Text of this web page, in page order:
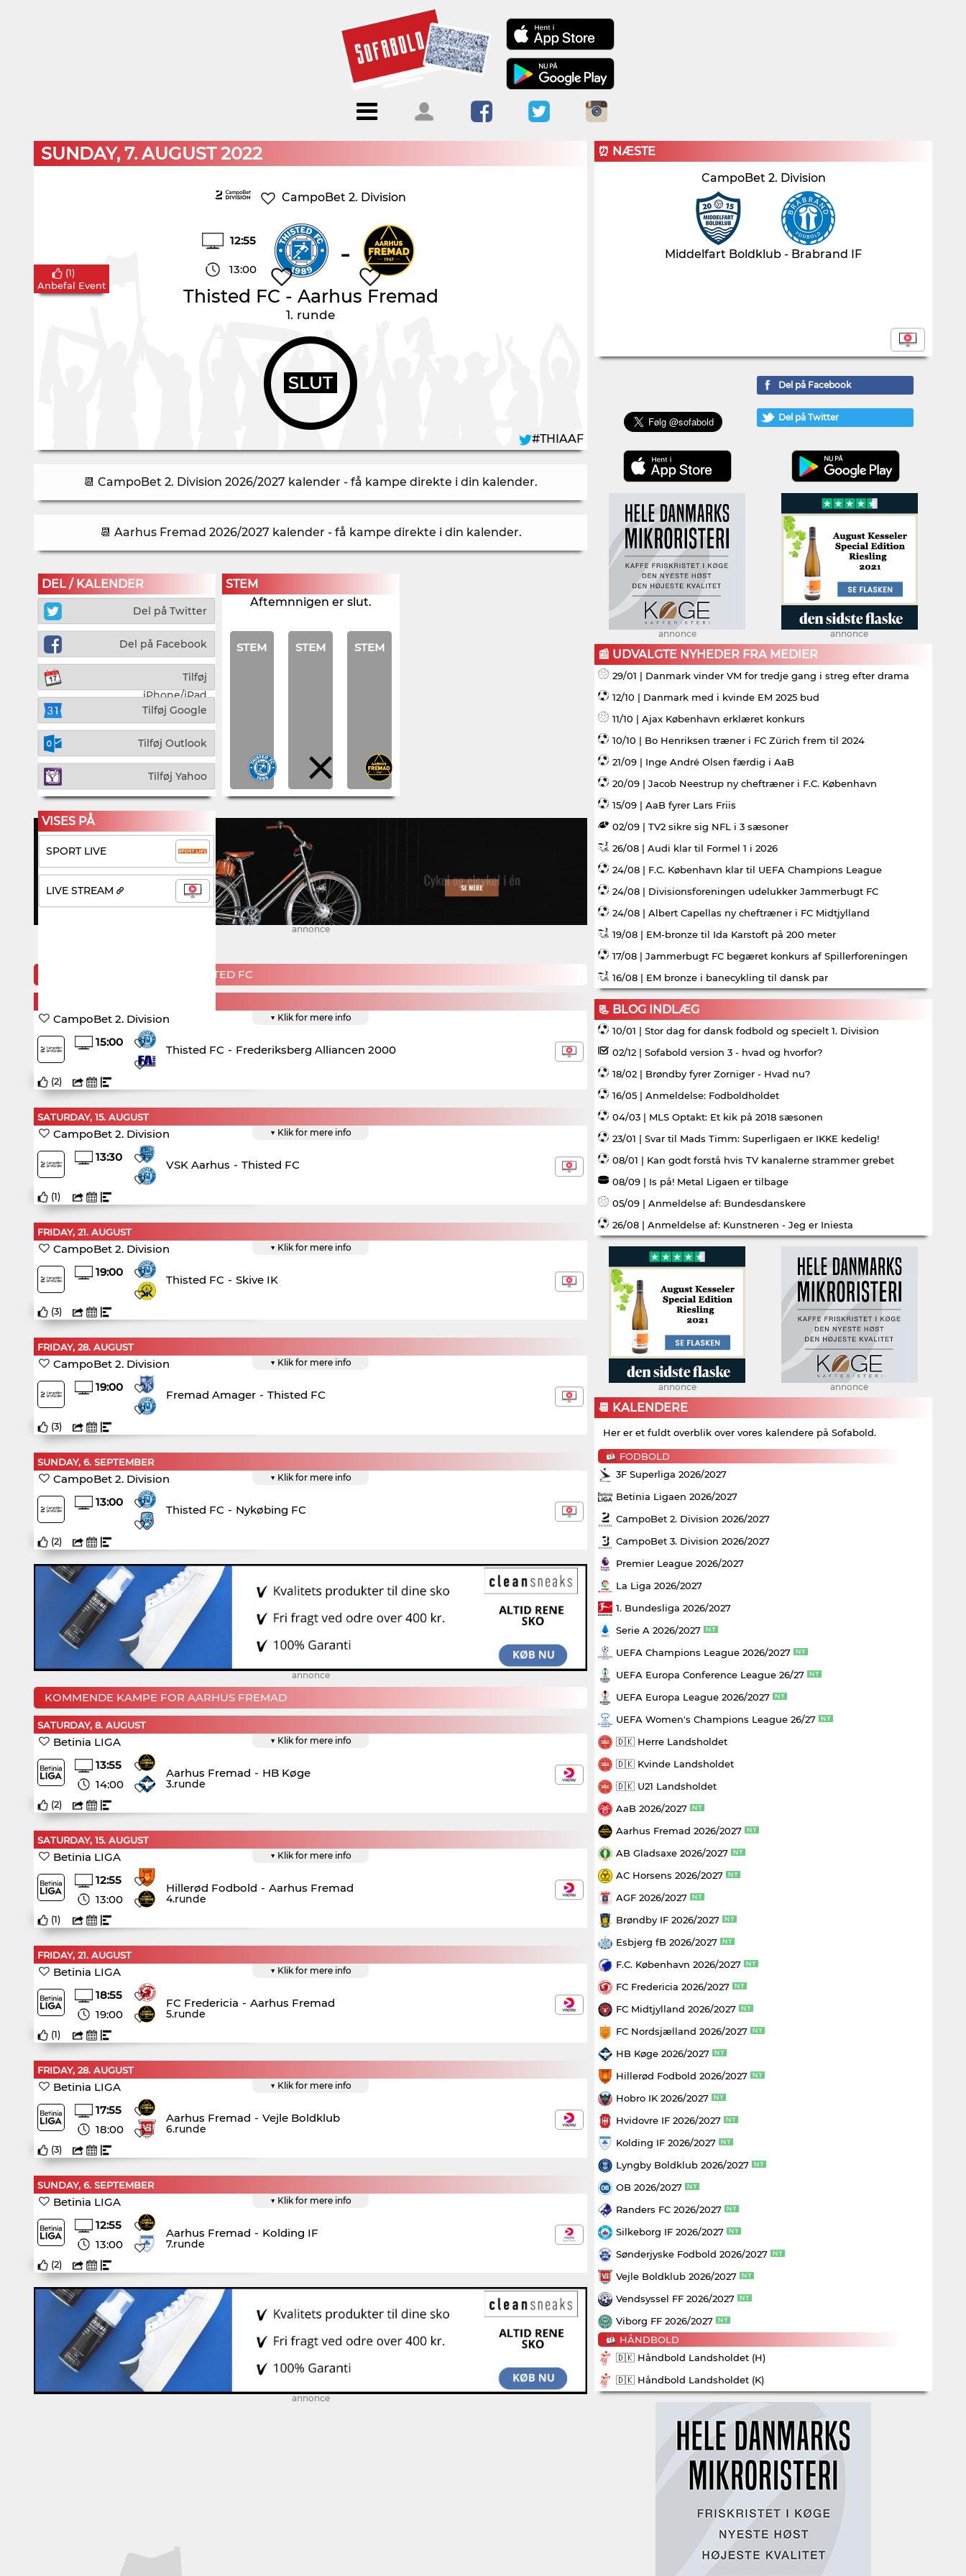
Menu
Forside Kalendere
Blogs
Om
Sofabold
Kontakt
Log ind
SUNDAY, 7. AUGUST 2022
CampoBet 2. Division
12:55
13:00 -
Thisted FC - Aarhus Fremad
1. runde
SLUT
(1)
Anbefal Event
#THIAAF
📆 CampoBet 2. Division 2026/2027 kalender - få kampe direkte i din kalender.
📆 Aarhus Fremad 2026/2027 kalender - få kampe direkte i din kalender.
DEL / KALENDER
Del på Twitter
Del på Facebook
Tilføj
iPhone/iPad
Tilføj Google
Tilføj Outlook
Tilføj Yahoo
STEM
Aftemnnigen er slut.
STEM STEM STEM
VISES PÅ
SPORT LIVE
LIVE STREAM
annonce
KOMMENDE KAMPE FOR THISTED FC
SATURDAY, 8. AUGUST
▼ Klik for mere info
CampoBet 2. Division
15:00
Thisted FC - Frederiksberg Alliancen 2000
(2)
SATURDAY, 15. AUGUST
▼ Klik for mere info
CampoBet 2. Division
13:30
VSK Aarhus - Thisted FC
(1)
FRIDAY, 21. AUGUST
▼ Klik for mere info
CampoBet 2. Division
19:00
Thisted FC - Skive IK
(3)
FRIDAY, 28. AUGUST
▼ Klik for mere info
CampoBet 2. Division
19:00
Fremad Amager - Thisted FC
(3)
SUNDAY, 6. SEPTEMBER
▼ Klik for mere info
CampoBet 2. Division
13:00
Thisted FC - Nykøbing FC
(2)
annonce
KOMMENDE KAMPE FOR AARHUS FREMAD
SATURDAY, 8. AUGUST
▼ Klik for mere info
Betinia LIGA
13:55
14:00
Aarhus Fremad - HB Køge
3.runde
(2)
SATURDAY, 15. AUGUST
▼ Klik for mere info
Betinia LIGA
12:55
13:00
Hillerød Fodbold - Aarhus Fremad
4.runde
(1)
FRIDAY, 21. AUGUST
▼ Klik for mere info
Betinia LIGA
18:55
19:00
FC Fredericia - Aarhus Fremad
5.runde
(1)
FRIDAY, 28. AUGUST
▼ Klik for mere info
Betinia LIGA
17:55
18:00
Aarhus Fremad - Vejle Boldklub
6.runde
(3)
SUNDAY, 6. SEPTEMBER
▼ Klik for mere info
Betinia LIGA
12:55
13:00
Aarhus Fremad - Kolding IF
7.runde
(2)
annonce
⏰ NÆSTE
CampoBet 2. Division
Middelfart Boldklub - Brabrand IF
Del på Facebook
Del på Twitter
annonce annonce
📰 UDVALGTE NYHEDER FRA MEDIER
29/01 | Danmark vinder VM for tredje gang i streg efter drama
12/10 | Danmark med i kvinde EM 2025 bud
11/10 | Ajax København erklæret konkurs
10/10 | Bo Henriksen træner i FC Zürich frem til 2024
21/09 | Inge André Olsen færdig i AaB
20/09 | Jacob Neestrup ny cheftræner i F.C. København
15/09 | AaB fyrer Lars Friis
02/09 | TV2 sikre sig NFL i 3 sæsoner
26/08 | Audi klar til Formel 1 i 2026
24/08 | F.C. København klar til UEFA Champions League
24/08 | Divisionsforeningen udelukker Jammerbugt FC
24/08 | Albert Capellas ny cheftræner i FC Midtjylland
19/08 | EM-bronze til Ida Karstoft på 200 meter
17/08 | Jammerbugt FC begæret konkurs af Spillerforeningen
16/08 | EM bronze i banecykling til dansk par
📃 BLOG INDLÆG
10/01 | Stor dag for dansk fodbold og specielt 1. Division
02/12 | Sofabold version 3 - hvad og hvorfor?
18/02 | Brøndby fyrer Zorniger - Hvad nu?
16/05 | Anmeldelse: Fodboldholdet
04/03 | MLS Optakt: Et kik på 2018 sæsonen
23/01 | Svar til Mads Timm: Superligaen er IKKE kedelig!
08/01 | Kan godt forstå hvis TV kanalerne strammer grebet
08/09 | Is på! Metal Ligaen er tilbage
05/09 | Anmeldelse af: Bundesdanskere
26/08 | Anmeldelse af: Kunstneren - Jeg er Iniesta
annonce annonce
📆 KALENDERE
Her er et fuldt overblik over vores kalendere på Sofabold.
FODBOLD
3F Superliga 2026/2027
Betinia Ligaen 2026/2027
CampoBet 2. Division 2026/2027
CampoBet 3. Division 2026/2027
Premier League 2026/2027
La Liga 2026/2027
1. Bundesliga 2026/2027
Serie A 2026/2027
UEFA Champions League 2026/2027
UEFA Europa Conference League 26/27
UEFA Europa League 2026/2027
UEFA Women's Champions League 26/27
🇩🇰 Herre Landsholdet
🇩🇰 Kvinde Landsholdet
🇩🇰 U21 Landsholdet
AaB 2026/2027
Aarhus Fremad 2026/2027
AB Gladsaxe 2026/2027
AC Horsens 2026/2027
AGF 2026/2027
Brøndby IF 2026/2027
Esbjerg fB 2026/2027
F.C. København 2026/2027
FC Fredericia 2026/2027
FC Midtjylland 2026/2027
FC Nordsjælland 2026/2027
HB Køge 2026/2027
Hillerød Fodbold 2026/2027
Hobro IK 2026/2027
Hvidovre IF 2026/2027
Kolding IF 2026/2027
Lyngby Boldklub 2026/2027
OB 2026/2027
Randers FC 2026/2027
Silkeborg IF 2026/2027
Sønderjyske Fodbold 2026/2027
Vejle Boldklub 2026/2027
Vendsyssel FF 2026/2027
Viborg FF 2026/2027
HÅNDBOLD
🇩🇰 Håndbold Landsholdet (H)
🇩🇰 Håndbold Landsholdet (K)